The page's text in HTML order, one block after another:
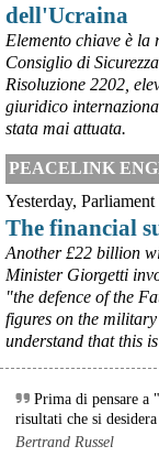
@peacelink - 6/8/
borsaitaliana.it/
Si sta ragionando
dell’area a caldo
@peacelink - 6/8/
cronachetarantine.it/
il Governo ha
provvedimento
economiche e
chiesto alle
concrete per
questa disponibilità.
#ILVA #Taranto
dell'Ucraina
Elemento chiave è la
Consiglio di
Risoluzione 2202,
giuridico
stata mai attuata.
PEACELINK
Yesterday,
The financial
Another £22 billion
Minister Giorgetti
"the defence of the
figures on the
understand that this
Prima di pensare a
risultati che si desidera
Bertrand Russel